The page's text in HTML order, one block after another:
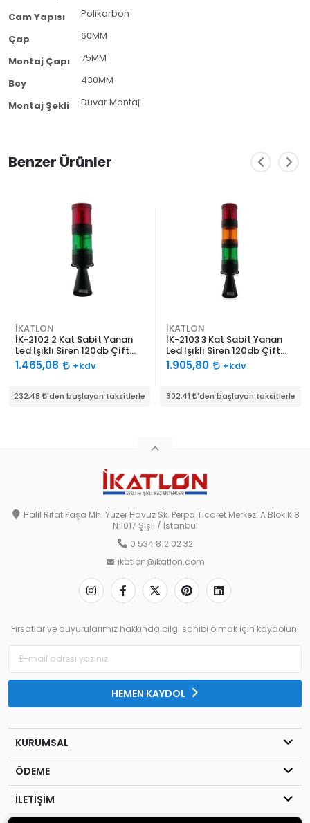
Cam Yapısı Polikarbon
Çap 60MM
Montaj Çapı 75MM
Boy 430MM
Montaj Şekli Duvar Montaj
Benzer Ürünler
232,48 'den başlayan taksitlerle
İKATLON
İK-2102 2 Kat Sabit Yanan
Led Işıklı Siren 120db Çift
Ses Borulu
1.465,08 +kdv
302,41 'den başlayan taksitlerle
İKATLON
İK-2103 3 Kat Sabit Yanan
Led Işıklı Siren 120db Çift
Ses Borulu
1.905,80 +kdv
Halil Rıfat Paşa Mh. Yüzer Havuz Sk. Perpa Ticaret Merkezi A Blok K:8
N:1017 Şişli / İstanbul
0 534 812 02 32
ikatlon@ikatlon.com
Fırsatlar ve duyurularımız hakkında bilgi sahibi olmak için kaydolun!
HEMEN KAYDOL
KURUMSAL
ÖDEME
İLETİŞİM